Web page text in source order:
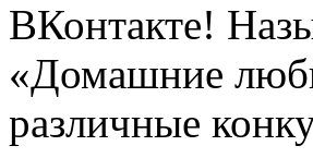
ВКонтакте!
«Домашние
различные